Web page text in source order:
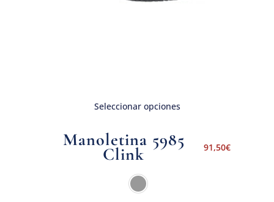
Seleccionar opciones
Manoletina 5985
Clink 91,50€